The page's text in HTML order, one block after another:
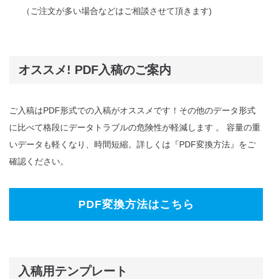
（ご注文が多い場合などはご相談させて頂きます)
オススメ! PDF入稿のご案内
ご入稿はPDF形式での入稿がオススメです！その他のデータ形式
に比べて格段にデータトラブルの危険性が軽減します 。 容量の重
いデータも軽くなり、時間短縮。詳しくは『PDF変換方法』をご
確認ください。
PDF変換方法はこちら
入稿用テンプレート